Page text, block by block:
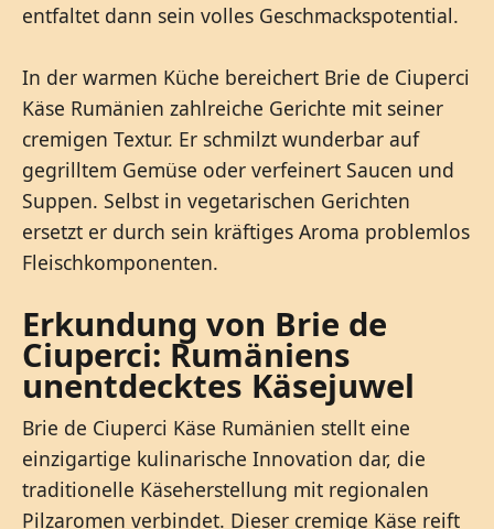
entfaltet dann sein volles Geschmackspotential.
In der warmen Küche bereichert Brie de Ciuperci
Käse Rumänien zahlreiche Gerichte mit seiner
cremigen Textur. Er schmilzt wunderbar auf
gegrilltem Gemüse oder verfeinert Saucen und
Suppen. Selbst in vegetarischen Gerichten
ersetzt er durch sein kräftiges Aroma problemlos
Fleischkomponenten.
Erkundung von Brie de
Ciuperci: Rumäniens
unentdecktes Käsejuwel
Brie de Ciuperci Käse Rumänien stellt eine
einzigartige kulinarische Innovation dar, die
traditionelle Käseherstellung mit regionalen
Pilzaromen verbindet. Dieser cremige Käse reift